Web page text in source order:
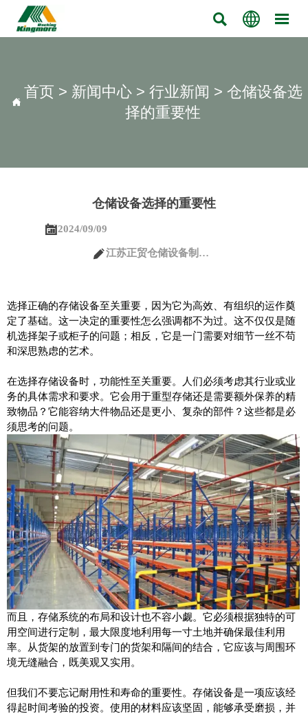
  

首页 > 新闻中心> 行业新闻 > 仓储设备选
择的重要性
仓储设备选择的重要性
2024/09/09
 江苏正贸仓储设备制造有限公司
选择正确的存储设备至关重要，因为它为高效、有组织的运作奠
定了基础。这一决定的重要性怎么强调都不为过。这不仅仅是随
机选择架子或柜子的问题；相反，它是一门需要对细节一丝不苟
和深思熟虑的艺术。
在选择存储设备时，功能性至关重要。人们必须考虑其行业或业
务的具体需求和要求。它会用于重型存储还是需要额外保养的精
致物品？它能容纳大件物品还是更小、复杂的部件？这些都是必
须思考的问题。
而且，存储系统的布局和设计也不容小觑。它必须根据独特的可
用空间进行定制，最大限度地利用每一寸土地并确保最佳利用
率。从货架的放置到专门的货架和隔间的结合，它应该与周围环
境无缝融合，既美观又实用。
但我们不要忘记耐用性和寿命的重要性。存储设备是一项应该经
得起时间考验的投资。使用的材料应该坚固，能够承受磨损，并